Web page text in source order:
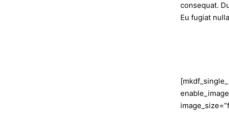
consequat.
Eu fugiat